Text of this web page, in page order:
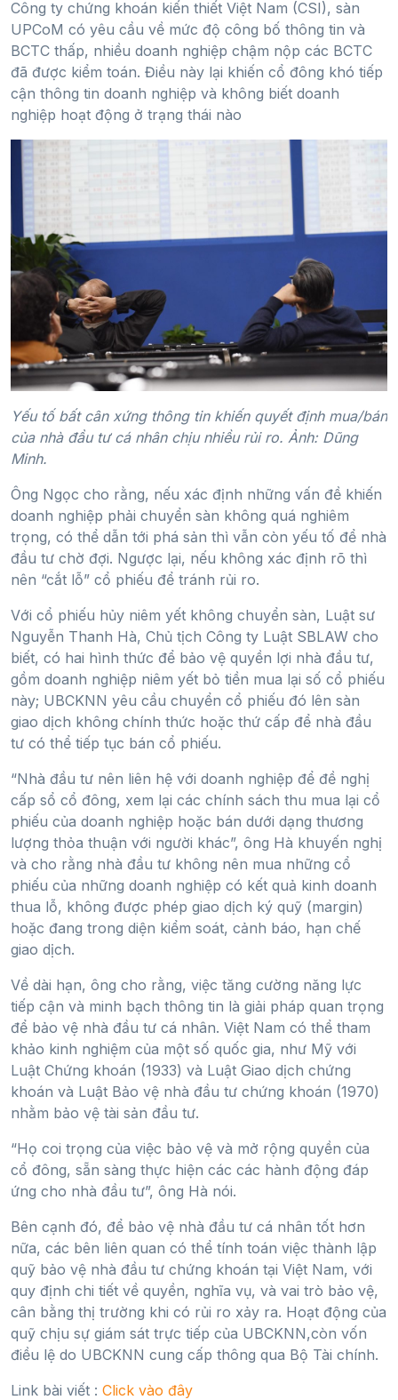
Công ty chứng khoán kiến thiết Việt Nam (CSI), sàn
UPCoM có yêu cầu về mức độ công bố thông tin và
BCTC thấp, nhiều doanh nghiệp chậm nộp các BCTC
đã được kiểm toán. Điều này lại khiến cổ đông khó tiếp
cận thông tin doanh nghiệp và không biết doanh
nghiệp hoạt động ở trạng thái nào
Yếu tố bất cân xứng thông tin khiến quyết định mua/bán
của nhà đầu tư cá nhân chịu nhiều rủi ro. Ảnh: Dũng
Minh.
Ông Ngọc cho rằng, nếu xác định những vấn đề khiến
doanh nghiệp phải chuyển sàn không quá nghiêm
trọng, có thể dẫn tới phá sản thì vẫn còn yếu tố để nhà
đầu tư chờ đợi. Ngược lại, nếu không xác định rõ thì
nên “cắt lỗ” cổ phiếu để tránh rủi ro.
Với cổ phiếu hủy niêm yết không chuyển sàn, Luật sư
Nguyễn Thanh Hà, Chủ tịch Công ty Luật SBLAW cho
biết, có hai hình thức để bảo vệ quyền lợi nhà đầu tư,
gồm doanh nghiệp niêm yết bỏ tiền mua lại số cổ phiếu
này; UBCKNN yêu cầu chuyển cổ phiếu đó lên sàn
giao dịch không chính thức hoặc thứ cấp để nhà đầu
tư có thể tiếp tục bán cổ phiếu.
“Nhà đầu tư nên liên hệ với doanh nghiệp để đề nghị
cấp sổ cổ đông, xem lại các chính sách thu mua lại cổ
phiếu của doanh nghiệp hoặc bán dưới dạng thương
lượng thỏa thuận với người khác”, ông Hà khuyến nghị
và cho rằng nhà đầu tư không nên mua những cổ
phiếu của những doanh nghiệp có kết quả kinh doanh
thua lỗ, không được phép giao dịch ký quỹ (margin)
hoặc đang trong diện kiểm soát, cảnh báo, hạn chế
giao dịch.
Về dài hạn, ông cho rằng, việc tăng cường năng lực
tiếp cận và minh bạch thông tin là giải pháp quan trọng
để bảo vệ nhà đầu tư cá nhân. Việt Nam có thể tham
khảo kinh nghiệm của một số quốc gia, như Mỹ với
Luật Chứng khoán (1933) và Luật Giao dịch chứng
khoán và Luật Bảo vệ nhà đầu tư chứng khoán (1970)
nhằm bảo vệ tài sản đầu tư.
“Họ coi trọng của việc bảo vệ và mở rộng quyền của
cổ đông, sẵn sàng thực hiện các các hành động đáp
ứng cho nhà đầu tư”, ông Hà nói.
Bên cạnh đó, để bảo vệ nhà đầu tư cá nhân tốt hơn
nữa, các bên liên quan có thể tính toán việc thành lập
quỹ bảo vệ nhà đầu tư chứng khoán tại Việt Nam, với
quy định chi tiết về quyền, nghĩa vụ, và vai trò bảo vệ,
cân bằng thị trường khi có rủi ro xảy ra. Hoạt động của
quỹ chịu sự giám sát trực tiếp của UBCKNN,còn vốn
điều lệ do UBCKNN cung cấp thông qua Bộ Tài chính.
Link bài viết : Click vào đây